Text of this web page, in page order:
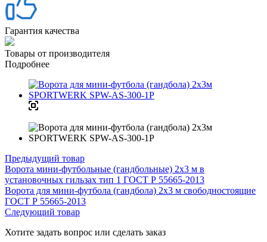
Гарантия качества
Товары от производителя
Подробнее
Предыдущий товар
Ворота мини-футбольные (гандбольные) 2х3 м в
установочных гильзах тип 1 ГОСТ Р 55665-2013
Ворота для мини-футбола (гандбола) 2х3 м свободностоящие
ГОСТ Р 55665-2013
Следующий товар
Хотите задать вопрос или сделать заказ